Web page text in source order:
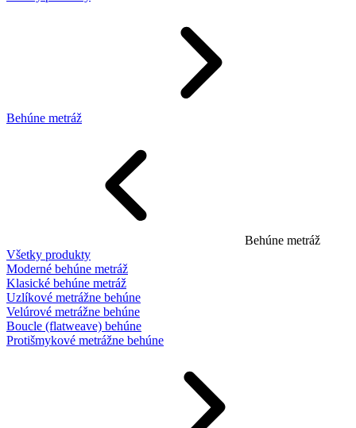
Behúne metráž
Behúne metráž
Všetky produkty
Moderné behúne metráž
Klasické behúne metráž
Uzlíkové metrážne behúne
Velúrové metrážne behúne
Boucle (flatweave) behúne
Protišmykové metrážne behúne